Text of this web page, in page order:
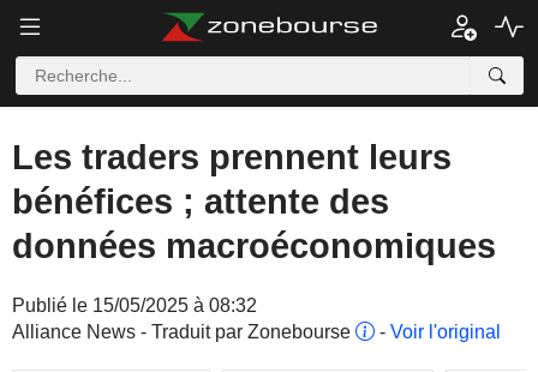
Les traders prennent leurs
bénéfices ; attente des
données macroéconomiques
Publié le 15/05/2025 à 08:32
Alliance News - Traduit par Zonebourse
- Voir l'original